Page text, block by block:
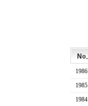
1986
1985
1984